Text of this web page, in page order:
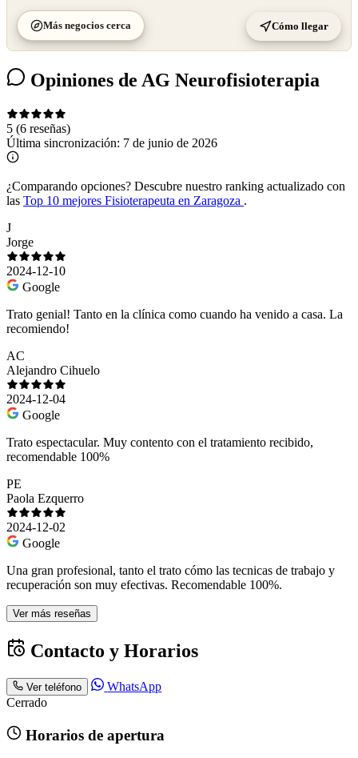
Más negocios cerca Cómo llegar
Opiniones de AG Neurofisioterapia
5 (6 reseñas)
Última sincronización: 7 de junio de 2026
¿Comparando opciones? Descubre nuestro ranking actualizado con
las Top 10 mejores Fisioterapeuta en Zaragoza .
J
Jorge
2024-12-10
Google
Trato genial! Tanto en la clínica como cuando ha venido a casa. La
recomiendo!
AC
Alejandro Cihuelo
2024-12-04
Google
Trato espectacular. Muy contento con el tratamiento recibido,
recomendable 100%
PE
Paola Ezquerro
2024-12-02
Google
Una gran profesional, tanto el trato cómo las tecnicas de trabajo y
recuperación son muy efectivas. Recomendable 100%.
Ver más reseñas
Contacto y Horarios
Ver teléfono
WhatsApp
Cerrado
Horarios de apertura